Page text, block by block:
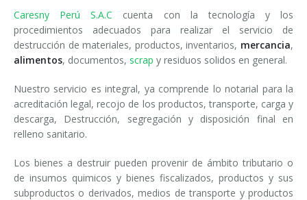
Caresny Perú S.A.C cuenta con la tecnología y los
procedimientos adecuados para realizar el servicio de
destrucción de materiales, productos, inventarios, mercancia,
alimentos, documentos, scrap y residuos solidos en general.
Nuestro servicio es integral, ya comprende lo notarial para la
acreditación legal, recojo de los productos, transporte, carga y
descarga, Destrucción, segregación y disposición final en
relleno sanitario.
Los bienes a destruir pueden provenir de ámbito tributario o
de insumos quimicos y bienes fiscalizados, productos y sus
subproductos o derivados, medios de transporte y productos